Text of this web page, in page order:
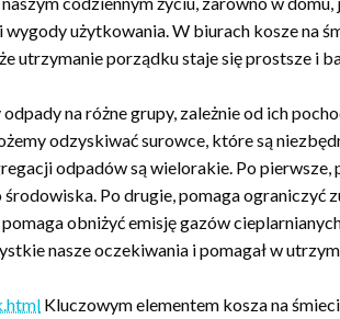
użytkowania. W biurach kosze na
utrzymanie porządku staje się prostsze i
na różne grupy, zależnie od ich
odzyskiwać surowce, które są
odpadów są wielorakie. Po
Po drugie, pomaga
obniżyć emisję gazów
nasze oczekiwania i pomagał w
Kluczowym elementem kosza na